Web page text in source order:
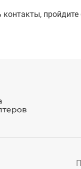
контакты,